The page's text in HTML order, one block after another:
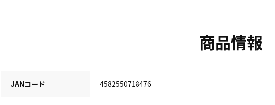
商品情報
JANコード 4582550718476